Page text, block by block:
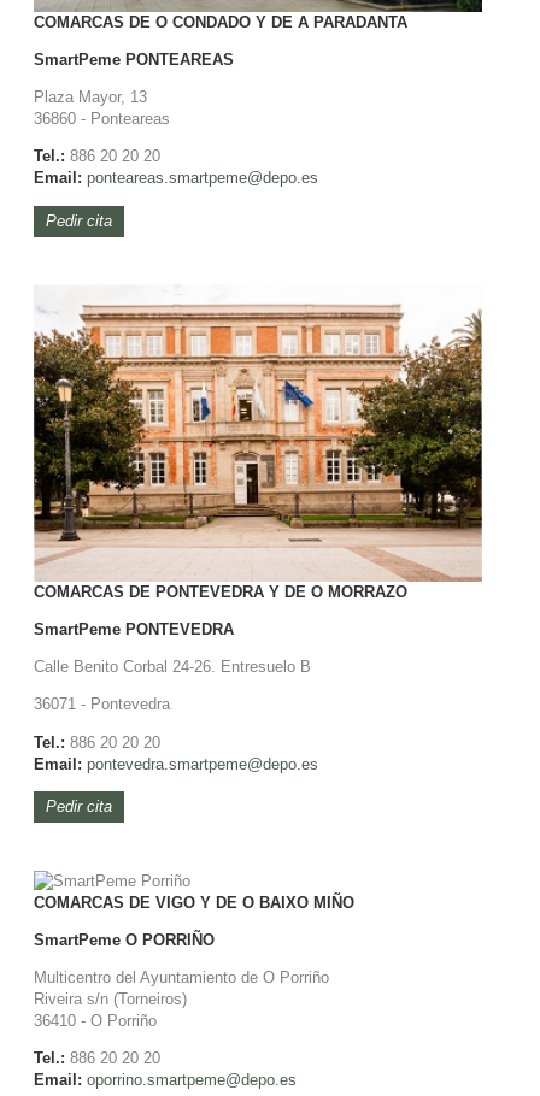
COMARCAS DE O CONDADO Y DE A PARADANTA
SmartPeme PONTEAREAS
Plaza Mayor, 13
36860 - Ponteareas
Tel.: 886 20 20 20
Email: ponteareas.smartpeme@depo.es
Pedir cita
COMARCAS DE PONTEVEDRA Y DE O MORRAZO
SmartPeme PONTEVEDRA
Calle Benito Corbal 24-26. Entresuelo B
36071 - Pontevedra
Tel.: 886 20 20 20
Email: pontevedra.smartpeme@depo.es
Pedir cita
COMARCAS DE VIGO Y DE O BAIXO MIÑO
SmartPeme O PORRIÑO
Multicentro del Ayuntamiento de O Porriño
Riveira s/n (Torneiros)
36410 - O Porriño
Tel.: 886 20 20 20
Email: oporrino.smartpeme@depo.es